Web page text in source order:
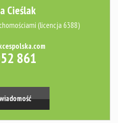
Cieślak
(licencja 6388)
861